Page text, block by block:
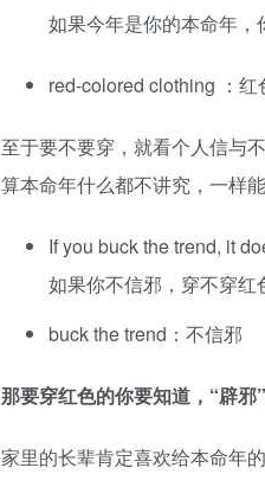
如果今年是你的本命年，
red-colored clothing ：红
至于要不要穿，就看个人信与
算本命年什么都不讲究，一样
If you buck the trend, it
如果你不信邪，穿不穿红
buck the trend：不信邪
那要穿红色的你要知道， “辟邪
家里的长辈肯定喜欢给本命年